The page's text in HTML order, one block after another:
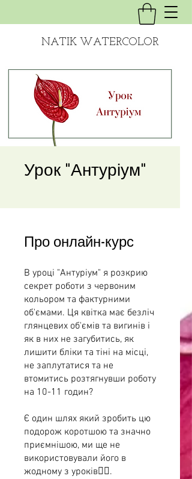
NATIK WATERCOLOR
Урок "Антуріум"
Про онлайн-курс
В уроці "Антуріум" я розкрию
секрет роботи з червоним
кольором та фактурними
об'ємами. Ця квітка має безліч
глянцевих об'ємів та вигинів і
як в них не загубитись, як
лишити бліки та тіні на місці,
не заплутатися та не
втомитись розтягнувши роботу
на 10-11 годин?
Є один шлях який зробить цю
подорож коротшою та значно
приємнішою, ми ще не
використовували його в
жодному з уроків✌🏻.